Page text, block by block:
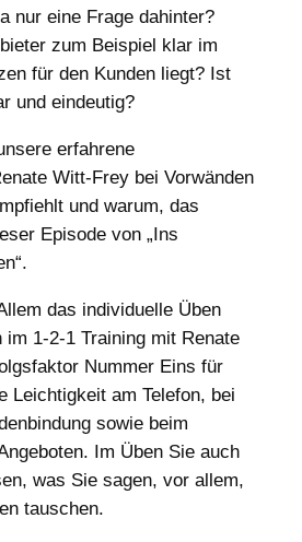
nur eine Frage dahinter?
zum Beispiel klar im
für den Kunden liegt? Ist
und eindeutig?
erfahrene
Witt-Frey bei Vorwänden
und warum, das
Episode von „Ins
das individuelle Üben
im 1-2-1 Training mit Renate
Nummer Eins für
Leichtigkeit am Telefon, bei
sowie beim
Im Üben Sie auch
was Sie sagen, vor allem,
tauschen.